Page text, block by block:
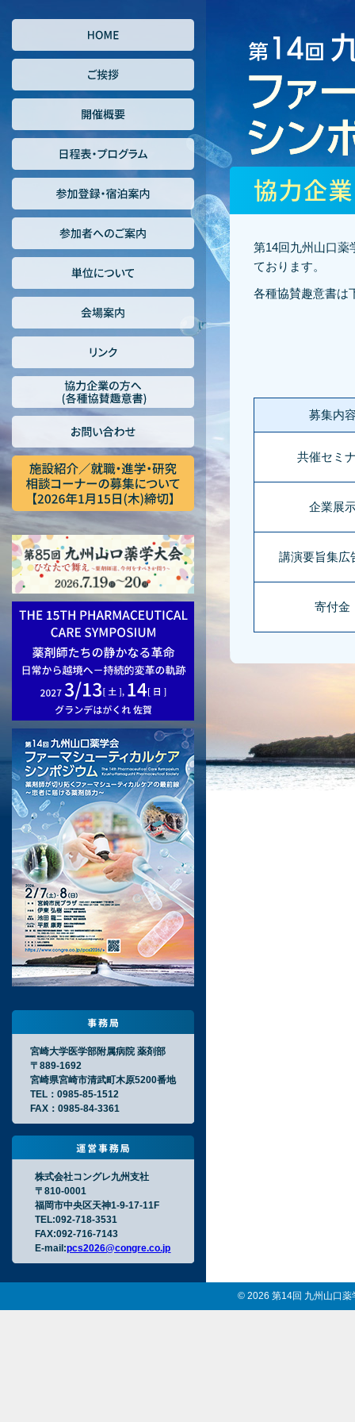
宮崎大学医学部附属病院 薬剤部
〒889-1692
宮崎県宮崎市清武町木原5200番地
TEL：0985-85-1512
FAX：0985-84-3361
株式会社コングレ九州支社
〒810-0001
福岡市中央区天神1-9-17-11F
TEL:092-718-3531
FAX:092-716-7143
E-mail:pcs2026@congre.co.jp
第14回九州山口薬
ております。
各種協賛趣意書は
募集内
共催セミ
企業展
講演要旨集広
寄付金
© 2026 第14回 九州山口薬